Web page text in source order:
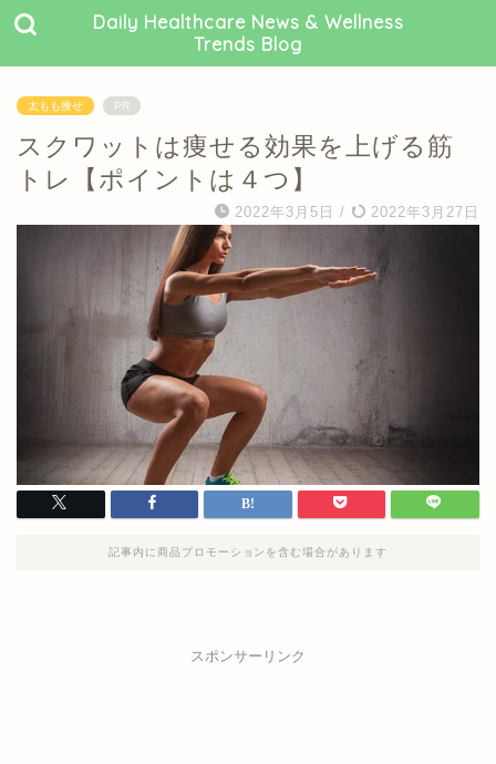
Daily Healthcare News & Wellness
Trends Blog
太もも痩せ PR
スクワットは痩せる効果を上げる筋
トレ【ポイントは４つ】
2022年3月5日 / 2022年3月27日
記事内に商品プロモーションを含む場合があります
スポンサーリンク